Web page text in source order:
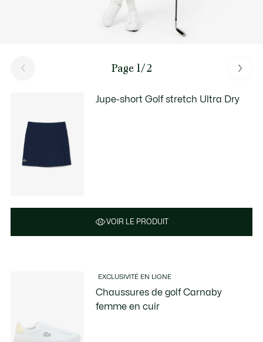
Page 1/2
Jupe-short Golf stretch Ultra Dry
VOIR LE PRODUIT
EXCLUSIVITÉ EN LIGNE
Chaussures de golf Carnaby
femme en cuir